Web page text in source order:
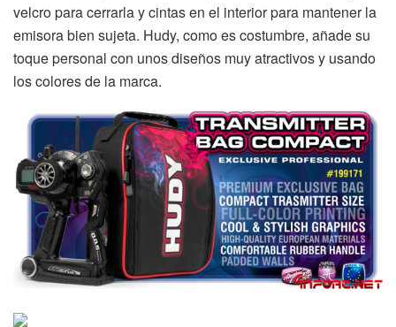
velcro para cerrarla y cintas en el interior para mantener la
emisora bien sujeta. Hudy, como es costumbre, añade su
toque personal con unos diseños muy atractivos y usando
los colores de la marca.